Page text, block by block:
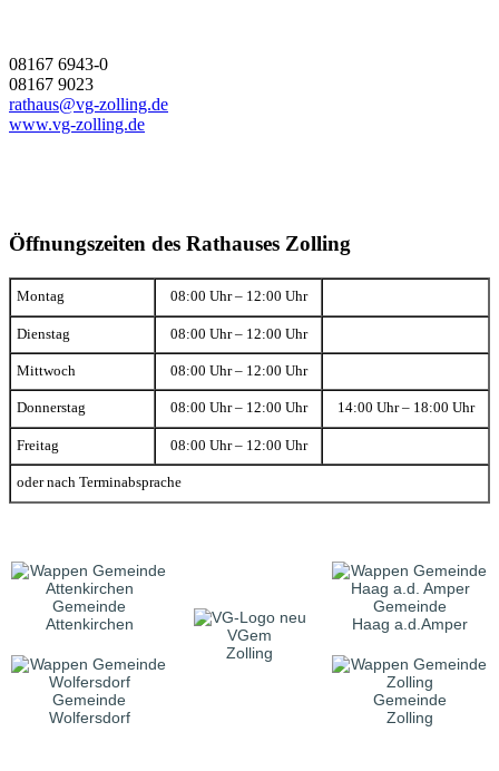
08167 6943-0
08167 9023
rathaus@vg-zolling.de
www.vg-zolling.de
Öffnungszeiten des Rathauses Zolling
Montag 08:00 Uhr – 12:00 Uhr
Dienstag 08:00 Uhr – 12:00 Uhr
Mittwoch 08:00 Uhr – 12:00 Uhr
Donnerstag 08:00 Uhr – 12:00 Uhr 14:00 Uhr – 18:00 Uhr
Freitag 08:00 Uhr – 12:00 Uhr
oder nach Terminabsprache
Gemeinde
Attenkirchen
VGem
Zolling
Gemeinde
Haag a.d.Amper
Gemeinde
Wolfersdorf
Gemeinde
Zolling